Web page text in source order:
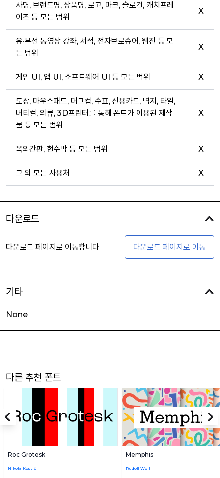
사명, 브랜드명, 상품명, 로고, 마크, 슬로건, 캐치프레
이즈 등 모든 범위
X
유·무선 동영상 강좌, 서적, 전자브로슈어, 웹진 등 모
든 범위
X
게임 UI, 앱 UI, 소프트웨어 UI 등 모든 범위 X
도장, 마우스패드, 머그컵, 수표, 신용카드, 벽지, 타일,
버티컬, 의류, 3D프린터를 통해 폰트가 이용된 제작
물 등 모든 범위
X
옥외간판, 현수막 등 모든 범위 X
그 외 모든 사용처 X
다운로드
다운로드 페이지로 이동합니다 다운로드 페이지로 이동
기타
None
다른 추천 폰트
Roc Grotesk
Nikola Kostić
Memphis
Rudolf Wolf